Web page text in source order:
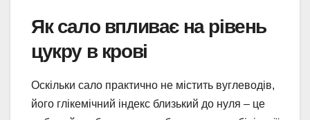
Як сало впливає на рівень
цукру в крові
Оскільки сало практично не містить вуглеводів,
його глікемічний індекс близький до нуля – це